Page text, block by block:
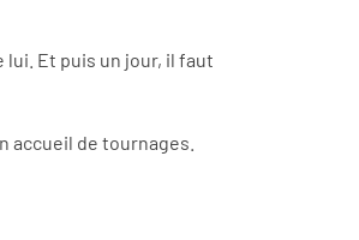
Et puis un jour, il faut
accueil de tournages.